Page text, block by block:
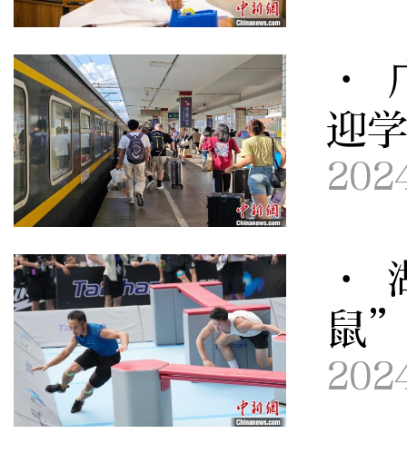
·
迎
·
鼠